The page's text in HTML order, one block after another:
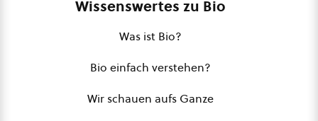
Wissenswertes zu Bio
Was ist Bio?
Bio einfach verstehen?
Wir schauen aufs Ganze